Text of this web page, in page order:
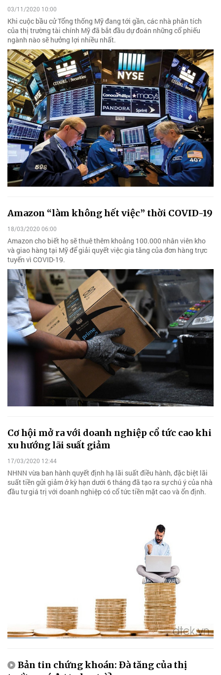
03/11/2020 10:00
Khi cuộc bầu cử Tổng thống Mỹ đang tới gần, các nhà phân tích
của thị trường tài chính Mỹ đã bắt đầu dự đoán những cổ phiếu
ngành nào sẽ hưởng lợi nhiều nhất.
Amazon “làm không hết việc” thời COVID-19
18/03/2020 06:00
Amazon cho biết họ sẽ thuê thêm khoảng 100.000 nhân viên kho
và giao hàng tại Mỹ để giải quyết việc gia tăng của đơn hàng trực
tuyến vì COVID-19.
Cơ hội mở ra với doanh nghiệp cổ tức cao khi
xu hướng lãi suất giảm
17/03/2020 12:44
NHNN vừa ban hành quyết định hạ lãi suất điều hành, đặc biệt lãi
suất tiền gửi giảm ở kỳ hạn dưới 6 tháng đã tạo ra sự chú ý của nhà
đầu tư giá trị với doanh nghiệp có cổ tức tiền mặt cao và ổn định.
Bản tin chứng khoán: Đà tăng của thị